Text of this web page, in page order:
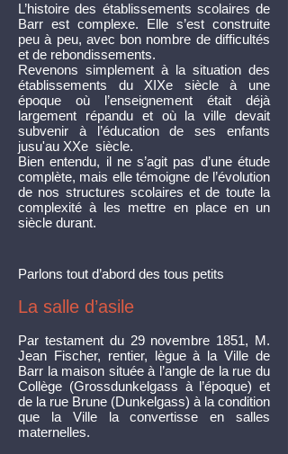
L’histoire des établissements scolaires de
Barr est complexe. Elle s’est construite
peu à peu, avec bon nombre de difficultés
et de rebondissements.
Revenons simplement à la situation des
établissements du XIXe siècle à une
époque où l’enseignement était déjà
largement répandu et où la ville devait
subvenir à l’éducation de ses enfants
jusu'au XXe siècle.
Bien entendu, il ne s’agit pas d’une étude
complète, mais elle témoigne de l’évolution
de nos structures scolaires et de toute la
complexité à les mettre en place en un
siècle durant.
Parlons tout d’abord des tous petits
La salle d’asile
Par testament du 29 novembre 1851, M.
Jean Fischer, rentier, lègue à la Ville de
Barr la maison située à l’angle de la rue du
Collège (Grossdunkelgass à l’époque) et
de la rue Brune (Dunkelgass) à la condition
que la Ville la convertisse en salles
maternelles.